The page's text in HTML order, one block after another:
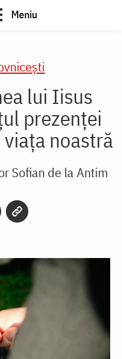
Meniu
lui Iisus
prezenței
noastră
Sofian de la Antim